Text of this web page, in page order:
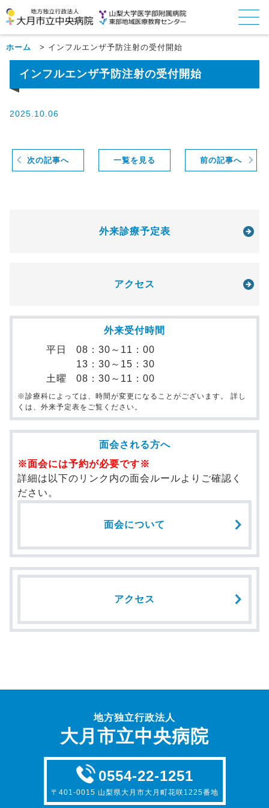
ホーム > インフルエンザ予防注射の受付開始
外来診療予定表
アクセス
外来受付時間
平日
08：30～11：00
13：30～15：30
土曜
08：30～11：00
※診療科によっては、時間が変更になることがございます。 詳し
くは、外来予定表をご覧ください。
面会される方へ
※面会には予約が必要です※
詳細は以下のリンク内の面会ルールよりご確認く
ださい。
面会について
アクセス
インフルエンザ予防注射の受付開始
2025.10.06
次の記事へ 一覧を見る 前の記事へ
地方独立行政法人
大月市立中央病院
0554-22-1251
〒401-0015 山梨県大月市大月町花咲1225番地